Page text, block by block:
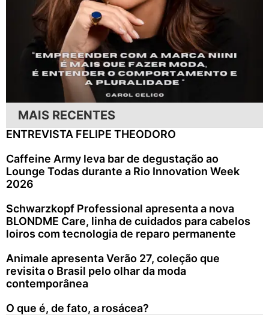
MAIS RECENTES
ENTREVISTA FELIPE THEODORO
Caffeine Army leva bar de degustação ao
Lounge Todas durante a Rio Innovation Week
2026
Schwarzkopf Professional apresenta a nova
BLONDME Care, linha de cuidados para cabelos
loiros com tecnologia de reparo permanente
Animale apresenta Verão 27, coleção que
revisita o Brasil pelo olhar da moda
contemporânea
O que é, de fato, a rosácea?